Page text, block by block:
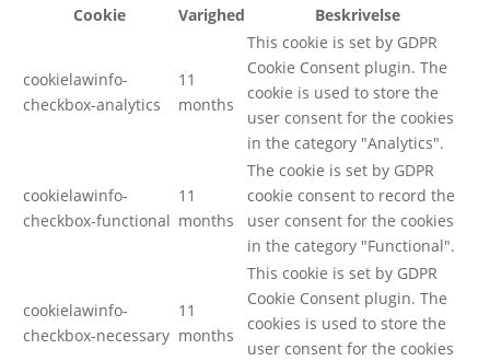
Cookie
Varighed Beskrivelse
cookielawinfo-
checkbox-analytics
11
months
This cookie is set by GDPR
Cookie Consent plugin. The
cookie is used to store the
user consent for the cookies
in the category "Analytics".
cookielawinfo-
checkbox-functional
11
months
The cookie is set by GDPR
cookie consent to record the
user consent for the cookies
in the category "Functional".
cookielawinfo-
checkbox-necessary
11
months
This cookie is set by GDPR
Cookie Consent plugin. The
cookies is used to store the
user consent for the cookies